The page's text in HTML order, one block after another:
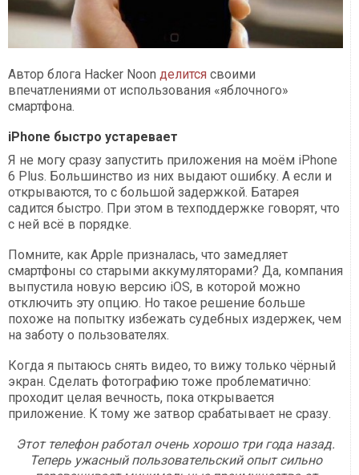
Автор блога Hacker Noon делится своими
впечатлениями от использования «яблочного»
смартфона.
iPhone быстро устаревает
Я не могу сразу запустить приложения на моём iPhone
6 Plus. Большинство из них выдают ошибку. А если и
открываются, то с большой задержкой. Батарея
садится быстро. При этом в техподдержке говорят, что
с ней всё в порядке.
Помните, как Apple призналась, что замедляет
смартфоны со старыми аккумуляторами? Да, компания
выпустила новую версию iOS, в которой можно
отключить эту опцию. Но такое решение больше
похоже на попытку избежать судебных издержек, чем
на заботу о пользователях.
Когда я пытаюсь снять видео, то вижу только чёрный
экран. Сделать фотографию тоже проблематично:
проходит целая вечность, пока открывается
приложение. К тому же затвор срабатывает не сразу.
Этот телефон работал очень хорошо три года назад.
Теперь ужасный пользовательский опыт сильно